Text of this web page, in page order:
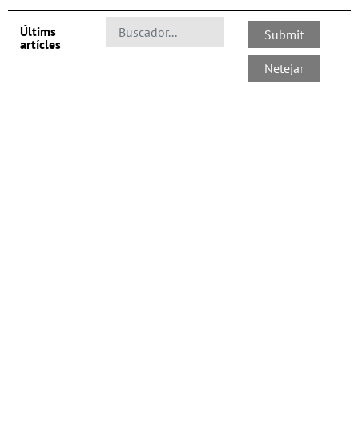
Últims
artícles